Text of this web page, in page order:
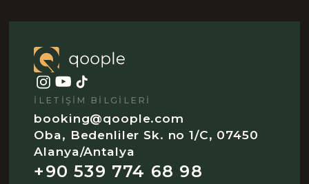
İLETIŞIM BILGILERI
booking@qoople.com
Oba, Bedenliler Sk. no 1/C, 07450
Alanya/Antalya
+90 539 774 68 98